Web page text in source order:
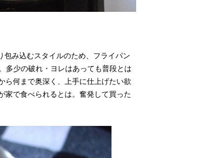
み込むスタイルのため、フライパン
多少の破れ・ヨレはあっても普段とは
ら何まで奥深く、上手に仕上げたい欲
家で食べられるとは。奮発して買った